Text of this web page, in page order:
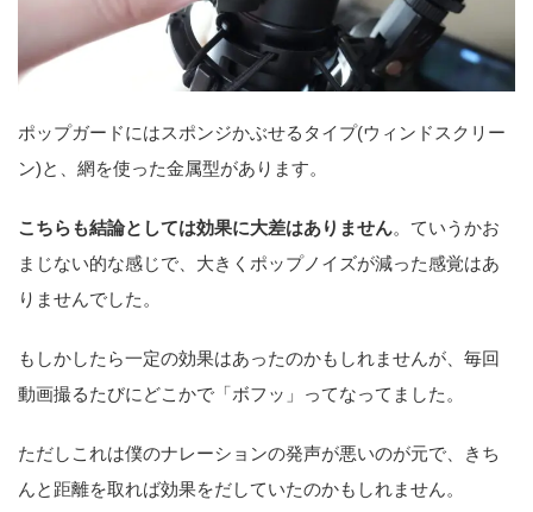
ポップガードにはスポンジかぶせるタイプ(ウィンドスクリー
ン)と、網を使った金属型があります。
こちらも結論としては効果に大差はありません。ていうかお
まじない的な感じで、大きくポップノイズが減った感覚はあ
りませんでした。
もしかしたら一定の効果はあったのかもしれませんが、毎回
動画撮るたびにどこかで「ボフッ」ってなってました。
ただしこれは僕のナレーションの発声が悪いのが元で、きち
んと距離を取れば効果をだしていたのかもしれません。